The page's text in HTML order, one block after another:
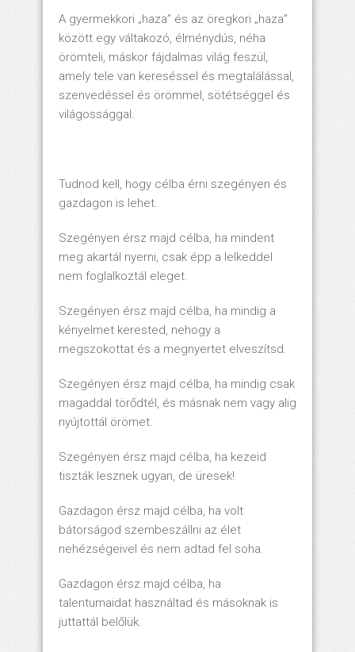
A gyermekkori „haza” és az öregkori „haza”
között egy váltakozó, élménydús, néha
örömteli, máskor fájdalmas világ feszül,
amely tele van kereséssel és megtalálással,
szenvedéssel és örömmel, sötétséggel és
világossággal.
Tudnod kell, hogy célba érni szegényen és
gazdagon is lehet.
Szegényen érsz majd célba, ha mindent
meg akartál nyerni, csak épp a lelkeddel
nem foglalkoztál eleget.
Szegényen érsz majd célba, ha mindig a
kényelmet kerested, nehogy a
megszokottat és a megnyertet elveszítsd.
Szegényen érsz majd célba, ha mindig csak
magaddal törődtél, és másnak nem vagy alig
nyújtottál örömet.
Szegényen érsz majd célba, ha kezeid
tiszták lesznek ugyan, de üresek!
Gazdagon érsz majd célba, ha volt
bátorságod szembeszállni az élet
nehézségeivel és nem adtad fel soha.
Gazdagon érsz majd célba, ha
talentumaidat használtad és másoknak is
juttattál belőlük.